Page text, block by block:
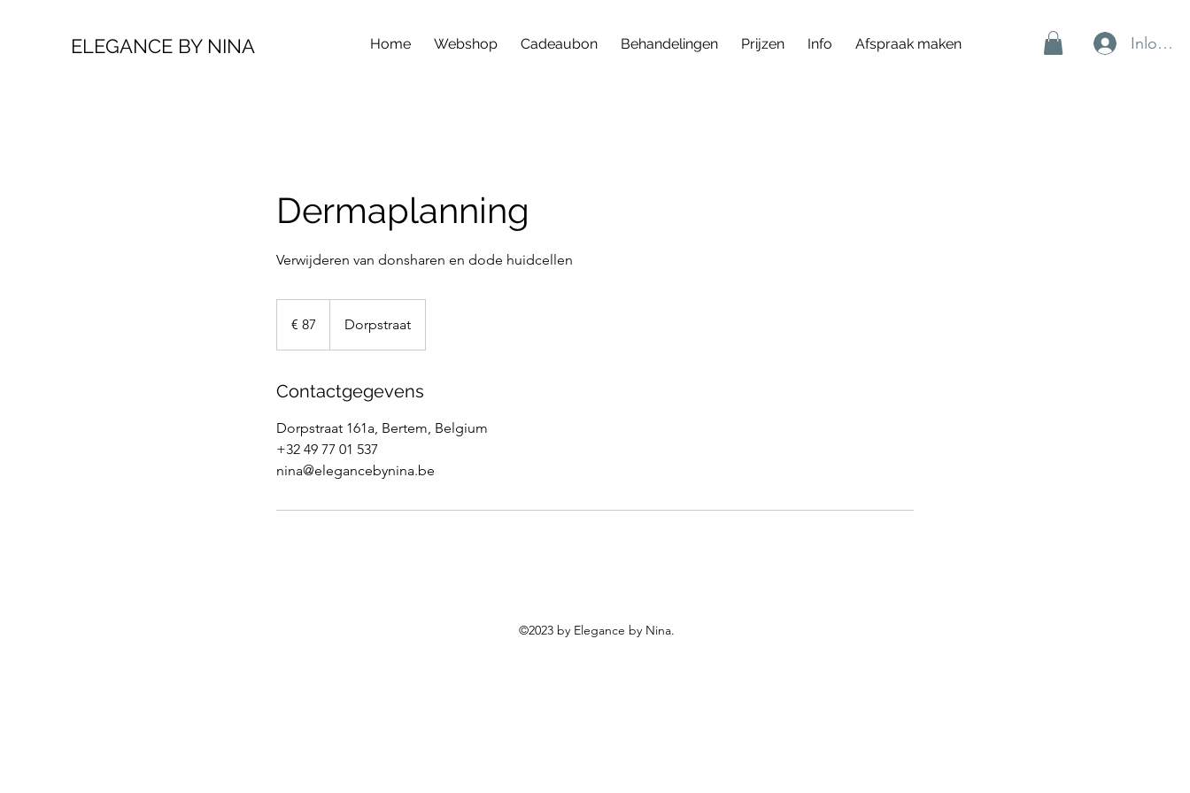
ELEGANCE BY NINA Home Webshop Cadeaubon Behandelingen Prijzen Info Afspraak maken
Dermaplanning
Verwijderen van donsharen en dode huidcellen
€ 87 Dorpstraat
Contactgegevens
Dorpstraat 161a, Bertem, Belgium
+32 49 77 01 537
nina@elegancebynina.be
©2023 by Elegance by Nina.